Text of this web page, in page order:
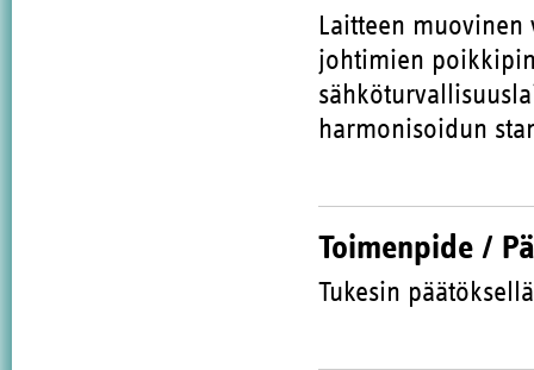
Laitteen
johtimien
harmonisoidun
Toimenpide /
Tukesin